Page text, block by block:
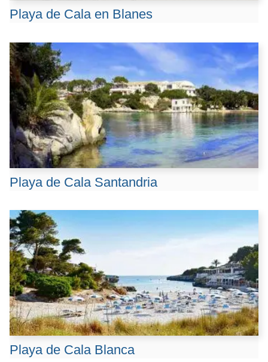
Playa de Cala en Blanes
Playa de Cala Santandria
Playa de Cala Blanca